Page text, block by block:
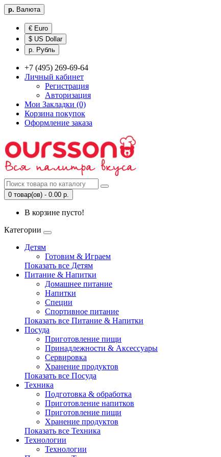
р. Валюта
€ Euro
$ US Dollar
р. Рубль
+7 (495) 269-69-64
Личный кабинет
Регистрация
Авторизация
Мои Закладки (0)
Корзина покупок
Оформление заказа
0 товар(ов) - 0.00 р.
В корзине пусто!
Категории
Детям
Готовим & Играем
Показать все Детям
Питание & Напитки
Домашнее питание
Напитки
Специи
Спортивное питание
Показать все Питание & Напитки
Посуда
Приготовление пищи
Принадлежности & Аксессуары
Сервировка
Хранение продуктов
Показать все Посуда
Техника
Подготовка & обработка
Приготовление напитков
Приготовление пищи
Хранение продуктов
Показать все Техника
Технологии
Технологии